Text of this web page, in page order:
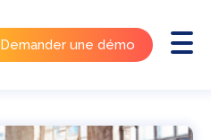
Demander une démo